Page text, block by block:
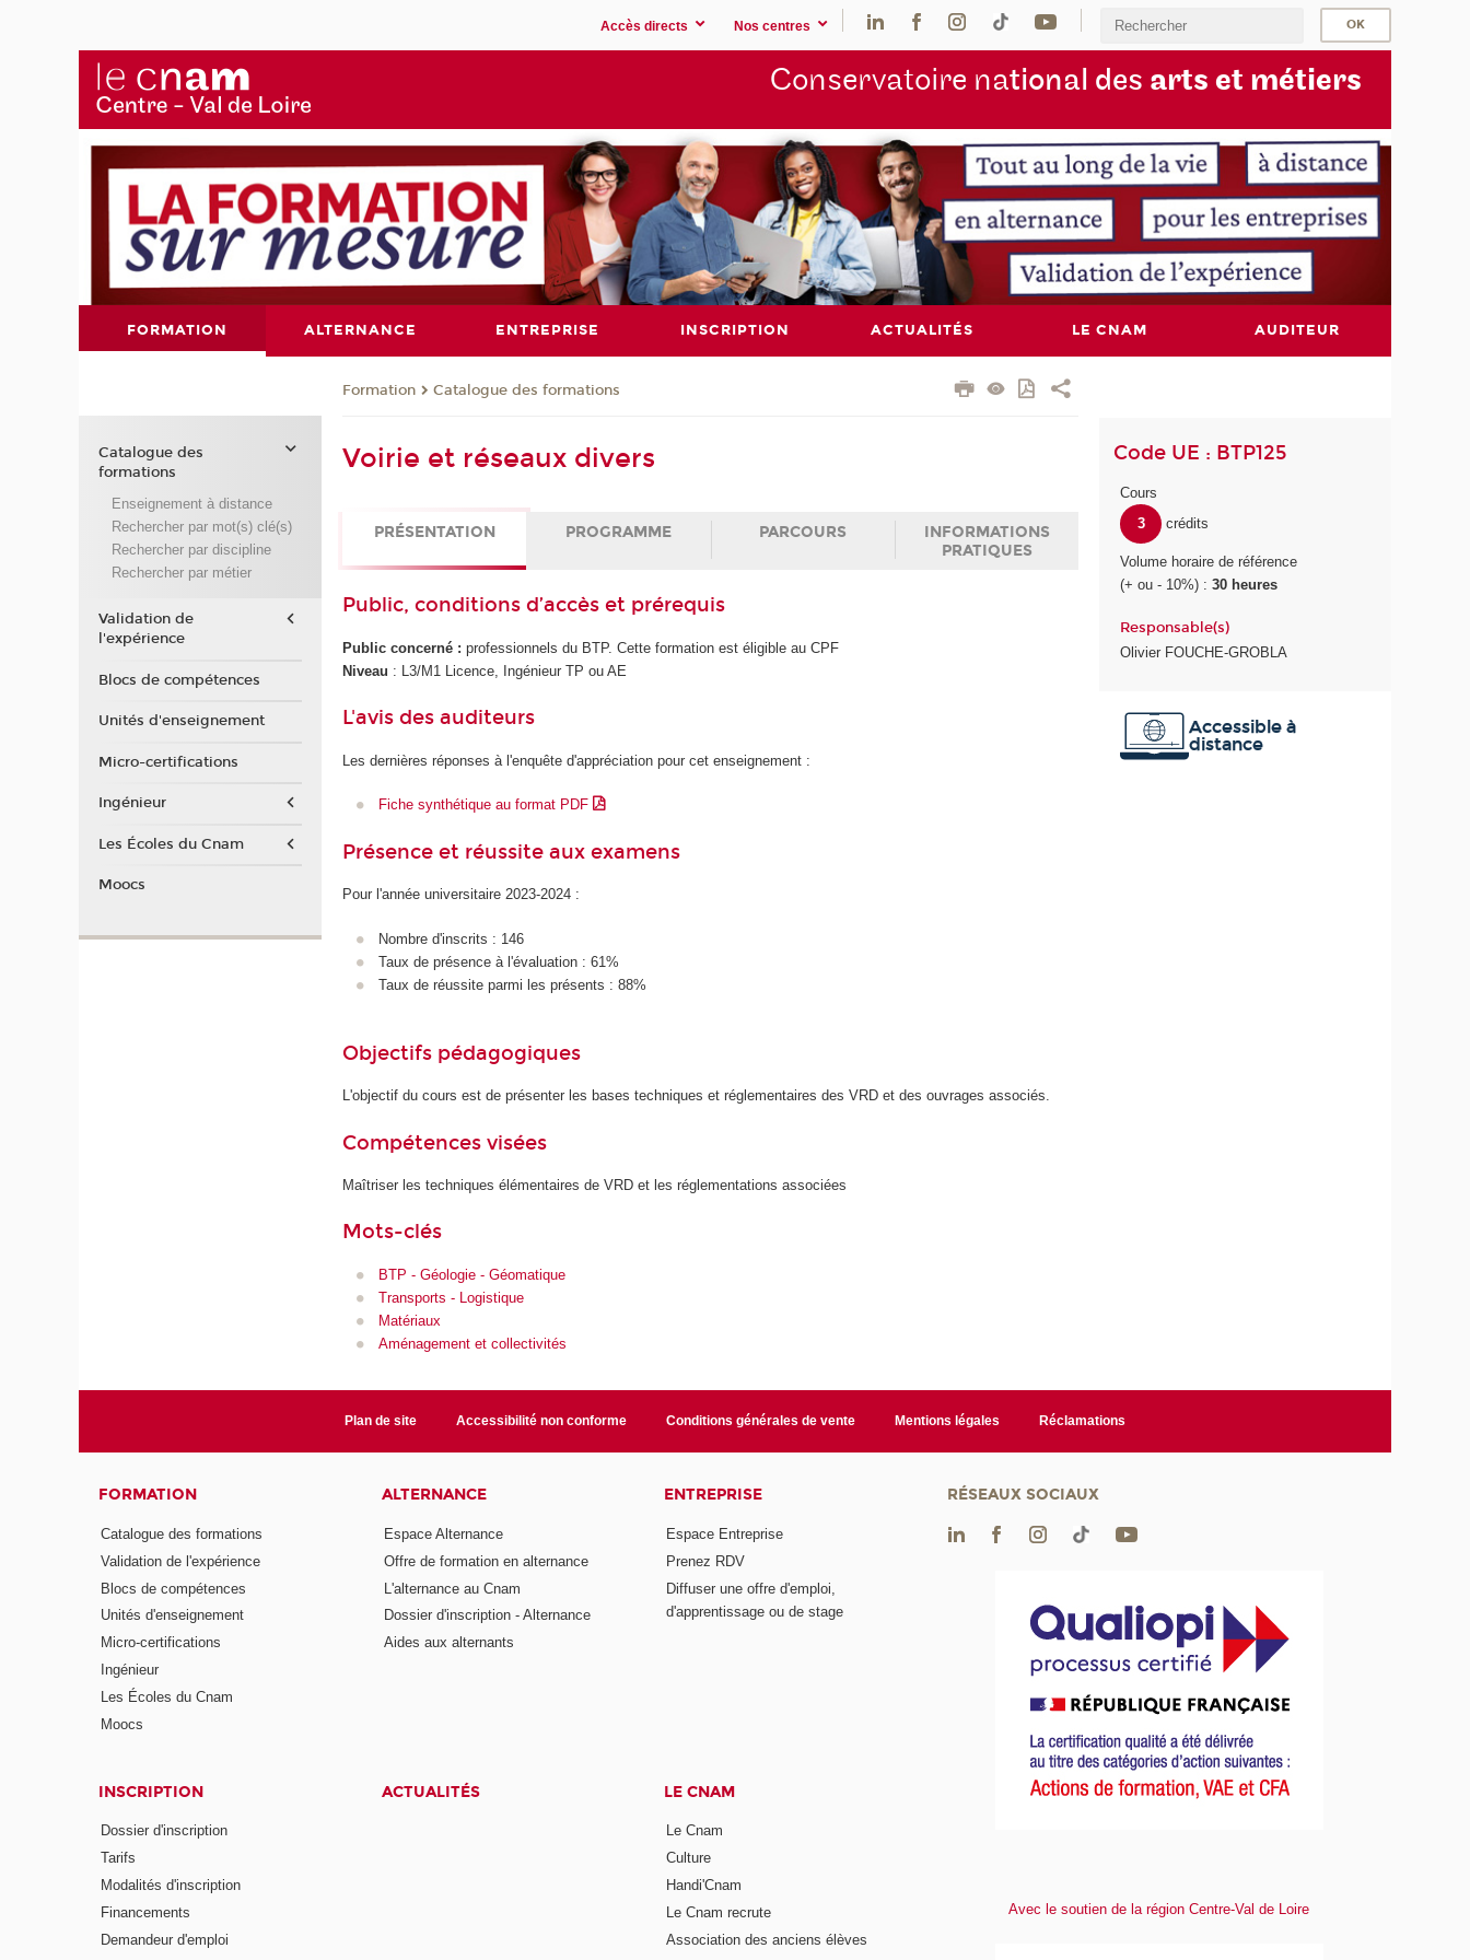
Accès directs Nos centres
Conservatoire national des arts et métiers
FORMATION ALTERNANCE ENTREPRISE INSCRIPTION ACTUALITÉS LE CNAM AUDITEUR
Formation Catalogue des formations
Voirie et réseaux divers
PRÉSENTATION PROGRAMME PARCOURS
INFORMATIONS
PRATIQUES
Public, conditions d’accès et prérequis
Public concerné : professionnels du BTP. Cette formation est éligible au CPF
Niveau : L3/M1 Licence, Ingénieur TP ou AE
L'avis des auditeurs
Les dernières réponses à l'enquête d'appréciation pour cet enseignement :
Fiche synthétique au format PDF
Présence et réussite aux examens
Pour l'année universitaire 2023-2024 :
Nombre d'inscrits : 146
Taux de présence à l'évaluation : 61%
Taux de réussite parmi les présents : 88%
Objectifs pédagogiques
L'objectif du cours est de présenter les bases techniques et réglementaires des VRD et des ouvrages associés.
Compétences visées
Maîtriser les techniques élémentaires de VRD et les réglementations associées
Mots-clés
BTP - Géologie - Géomatique
Transports - Logistique
Matériaux
Aménagement et collectivités
Code UE : BTP125
Cours
3
crédits
Volume horaire de référence
(+ ou - 10%) :30 heures
Responsable(s)
Olivier FOUCHE-GROBLA
Accessible à
distance
Catalogue des
formations
Enseignement à distance
Rechercher par mot(s) clé(s)
Rechercher par discipline
Rechercher par métier
Validation de
l'expérience
Blocs de compétences
Unités d'enseignement
Micro-certifications
Ingénieur
Les Écoles du Cnam
Moocs
Plan de site Accessibilité non conforme Conditions générales de vente Mentions légales Réclamations
FORMATION
Catalogue des formations
Validation de l'expérience
Blocs de compétences
Unités d'enseignement
Micro-certifications
Ingénieur
Les Écoles du Cnam
Moocs
ALTERNANCE
Espace Alternance
Offre de formation en alternance
L'alternance au Cnam
Dossier d'inscription - Alternance
Aides aux alternants
ENTREPRISE
Espace Entreprise
Prenez RDV
Diffuser une offre d'emploi,
d'apprentissage ou de stage
INSCRIPTION
Dossier d'inscription
Tarifs
Modalités d'inscription
Financements
Demandeur d'emploi
ACTUALITÉS LE CNAM
Le Cnam
Culture
Handi'Cnam
Le Cnam recrute
Association des anciens élèves
RÉSEAUX SOCIAUX
Avec le soutien de la région Centre-Val de Loire